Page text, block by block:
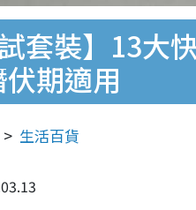
試套裝】13
期適用
生活百貨